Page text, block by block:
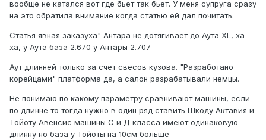
вообще не катался вот где бьет так бьет. У меня супруга сразу
на это обратила внимание когда статью ей дал почитать.
Статья явная заказуха" Антара не дотягивает до Аута XL, ха-
ха, у Аута база 2.670 у Антары 2.707
Аут длинней только за счет свесов кузова. "Разработано
корейцами" платформа да, а салон разрабатывали немцы.
Не понимаю по какому параметру сравнивают машины, если
по длинне то тогда нужно в один ряд ставить Шкоду Актавия и
Тойоту Авенсис машины С и Д класса имеют одинаковую
длинну но база у Тойоты на 10см больше